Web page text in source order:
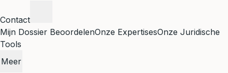
Contact
Mijn Dossier BeoordelenOnze ExpertisesOnze Juridische
Tools
Meer